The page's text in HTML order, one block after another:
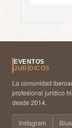
EVENTOS
JURÍDICOS
La comunidad
profesional jurídico
desde 2014.
Instagram